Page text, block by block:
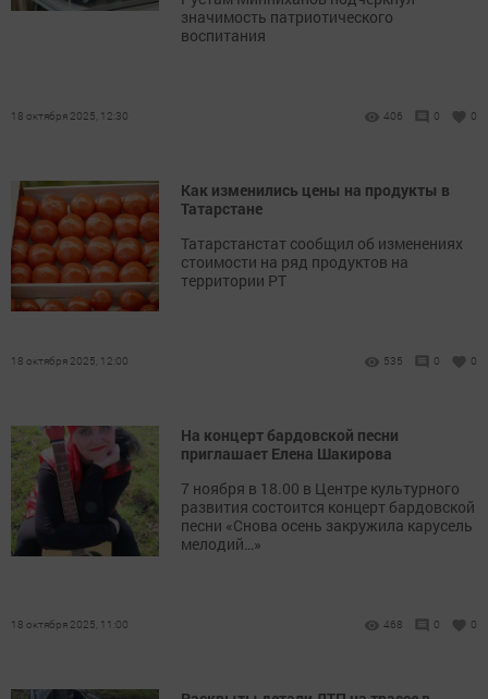
значимость патриотического
воспитания
18 октября 2025, 12:30 406 0 0
Как изменились цены на продукты в
Татарстане
Татарстанстат сообщил об изменениях
стоимости на ряд продуктов на
территории РТ
18 октября 2025, 12:00 535 0 0
На концерт бардовской песни
приглашает Елена Шакирова
7 ноября в 18.00 в Центре культурного
развития состоится концерт бардовской
песни «Снова осень закружила карусель
мелодий…»
18 октября 2025, 11:00 468 0 0